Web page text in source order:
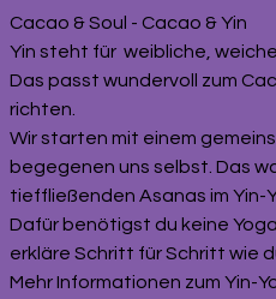
Cacao & Soul - Cacao & Yin
Yin steht für  weibliche,
Das passt wundervoll zum
richten.
Wir starten mit einem
begegenen uns selbst. Das
tieffließenden Asanas im Yin-
Dafür benötigst du keine
erkläre Schritt für Schritt wie
Mehr Informationen zum Yin-